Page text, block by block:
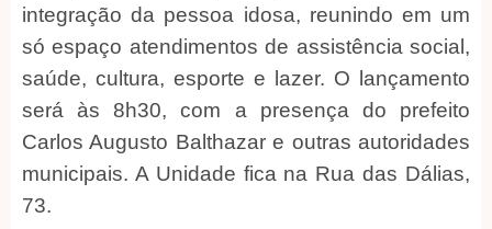
integração da pessoa idosa, reunindo em um
só espaço atendimentos de assistência social,
saúde, cultura, esporte e lazer. O lançamento
será às 8h30, com a presença do prefeito
Carlos Augusto Balthazar e outras autoridades
municipais. A Unidade fica na Rua das Dálias,
73.